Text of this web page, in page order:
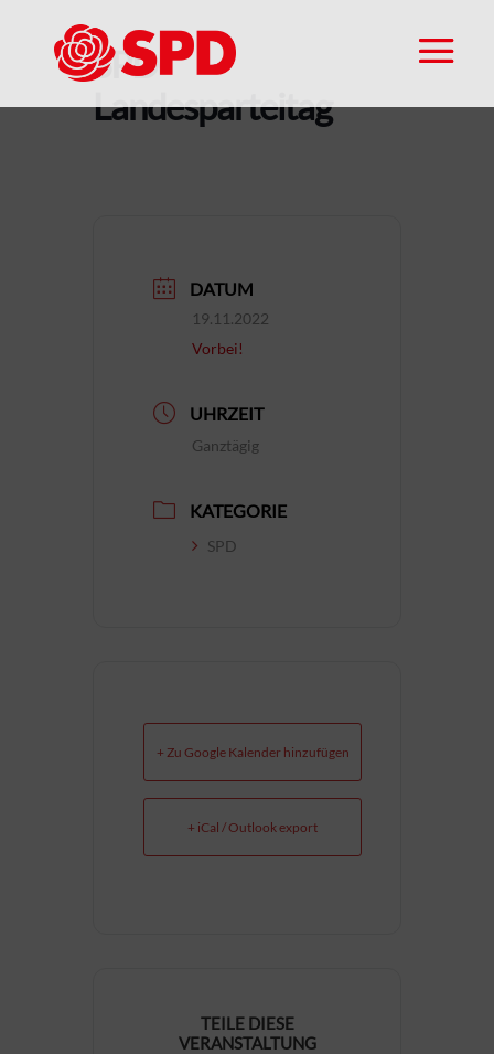
SPD-
Landesparteitag
DATUM
19.11.2022
Vorbei!
UHRZEIT
Ganztägig
KATEGORIE
SPD
+ Zu Google Kalender hinzufügen
+ iCal / Outlook export
TEILE DIESE
VERANSTALTUNG